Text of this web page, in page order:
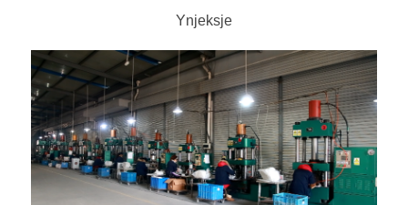
Ynjeksje